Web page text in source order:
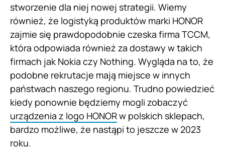
stworzenie dla niej nowej strategii. Wiemy
również, że logistyką produktów marki HONOR
zajmie się prawdopodobnie czeska firma TCCM,
która odpowiada również za dostawy w takich
firmach jak Nokia czy Nothing. Wygląda na to, że
podobne rekrutacje mają miejsce w innych
państwach naszego regionu. Trudno powiedzieć
kiedy ponownie będziemy mogli zobaczyć
urządzenia z logo HONORw polskich sklepach,
bardzo możliwe, że nastąpi to jeszcze w 2023
roku.